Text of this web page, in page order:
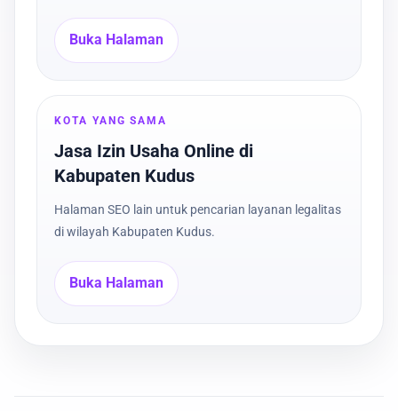
Buka Halaman
KOTA YANG SAMA
Jasa Izin Usaha Online di
Kabupaten Kudus
Halaman SEO lain untuk pencarian layanan legalitas
di wilayah Kabupaten Kudus.
Buka Halaman